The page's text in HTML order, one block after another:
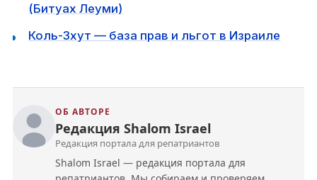
(Битуах Леуми)
Коль-Зхут — база прав и льгот в Израиле
ОБ АВТОРЕ
Редакция Shalom Israel
Редакция портала для репатриантов
Shalom Israel — редакция портала для
Связаться с нами